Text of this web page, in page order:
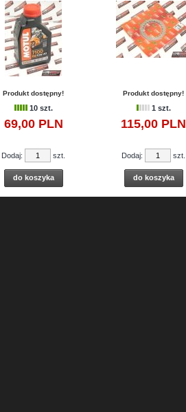
Produkt dostępny!
10 szt.
69,00PLN
Produkt dostępny!
1 szt.
115,00 PLN
Dodaj: szt.
do koszyka
Dodaj: szt.
do koszyka